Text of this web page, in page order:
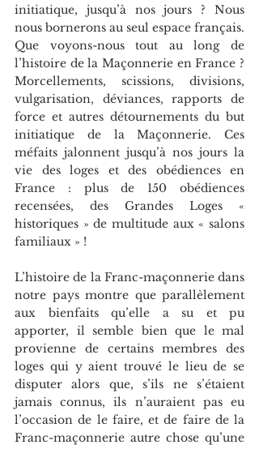
initiatique, jusqu’à nos jours ? Nous
Que voyons-nous tout au long de
l’histoire de la Maçonnerie en France ?
Morcellements, scissions, divisions,
vulgarisation, déviances, rapports de
force et autres détournements du but
initiatique de la Maçonnerie. Ces
méfaits jalonnent jusqu’à nos jours la
vie des loges et des obédiences en
France : plus de 150 obédiences
recensées, des Grandes Loges «
historiques » de multitude aux « salons
familiaux » !
L’histoire de la Franc-maçonnerie dans
notre pays montre que parallèlement
aux bienfaits qu’elle a su et pu
apporter, il semble bien que le mal
provienne de certains membres des
loges qui y aient trouvé le lieu de se
disputer alors que, s’ils ne s’étaient
jamais connus, ils n’auraient pas eu
l’occasion de le faire, et de faire de la
Franc-maçonnerie autre chose qu’une